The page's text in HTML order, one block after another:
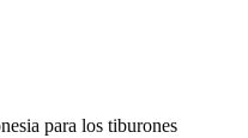
para los tiburones